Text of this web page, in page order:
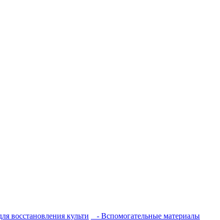
восстановления культи
- Вспомогательные материалы